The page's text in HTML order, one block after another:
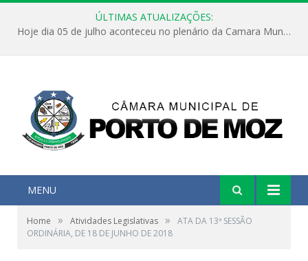
ÚLTIMAS ATUALIZAÇÕES:
Hoje dia 05 de julho aconteceu no plenário da Camara Municipal de Porto de Moz a Sessão Solene de Abertura dos Trabalhos Legislativos 2º Período da 23ª Legislatura
MENU
Home » Atividades Legislativas »
ATA DA 13ª SESSÃO
ORDINÁRIA, DE 18 DE JUNHO DE 2018